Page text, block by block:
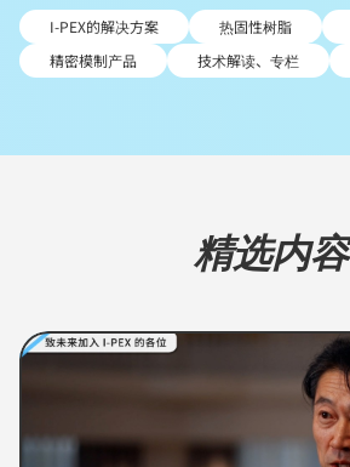
I-PEX的解决方案 热固性树脂
精密模制产品
技术解读、专栏
精选内容